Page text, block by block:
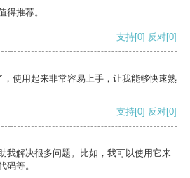
得推荐。
支持[0] 反对[0]
使用起来非常容易上手，让我能够快速熟
支持[0] 反对[0]
我解决很多问题。比如，我可以使用它来
码等。